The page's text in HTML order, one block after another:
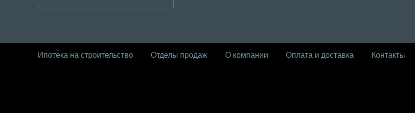
Ипотека на строительство Отделы продаж О компании Оплата и доставка Контакты